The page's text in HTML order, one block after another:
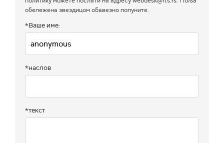
обележена звездицом обавезно попуните.
*Ваше име:
*наслов
*текст